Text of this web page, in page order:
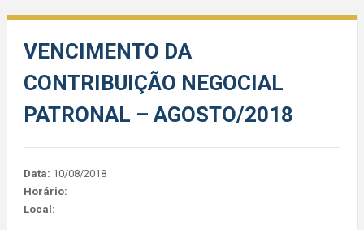
VENCIMENTO DA
CONTRIBUIÇÃO NEGOCIAL
PATRONAL – AGOSTO/2018
Data: 10/08/2018
Horário:
Local: